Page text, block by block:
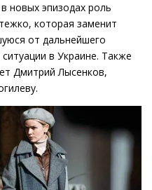
новых эпизодах роль
которая заменит
от дальнейшего
в Украине. Также
Дмитрий Лысенков,